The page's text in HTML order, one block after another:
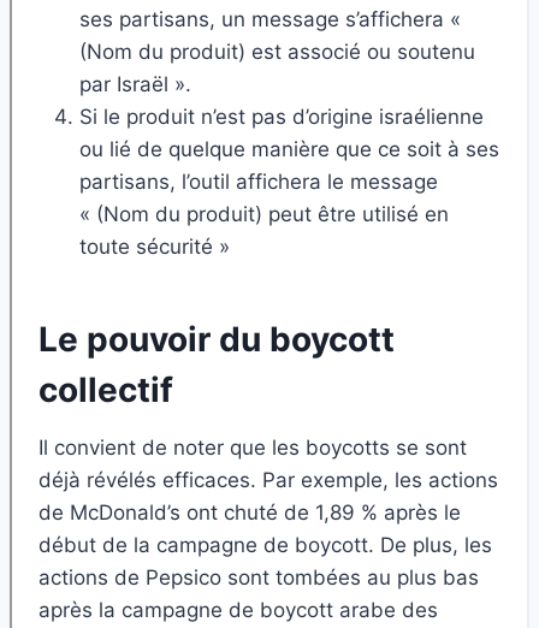
ses partisans, un message s’affichera «
(Nom du produit) est associé ou soutenu
par Israël ».
Si le produit n’est pas d’origine israélienne
ou lié de quelque manière que ce soit à ses
partisans, l’outil affichera le message
« (Nom du produit) peut être utilisé en
toute sécurité »
Le pouvoir du boycott
collectif
Il convient de noter que les boycotts se sont
déjà révélés efficaces. Par exemple, les actions
de McDonald’s ont chuté de 1,89 % après le
début de la campagne de boycott. De plus, les
actions de Pepsico sont tombées au plus bas
après la campagne de boycott arabe des